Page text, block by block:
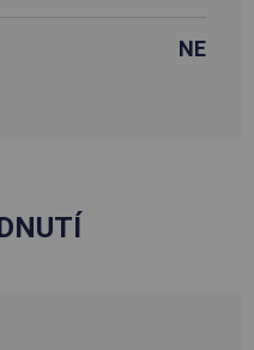
NE